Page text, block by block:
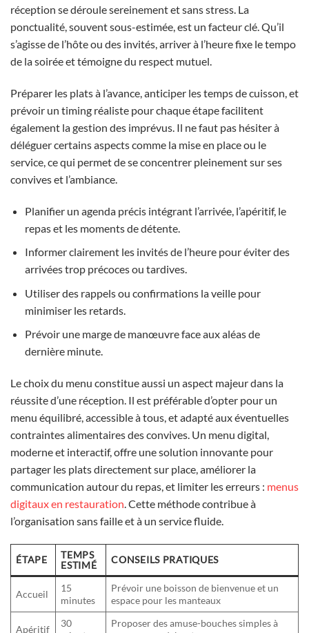
réception se déroule sereinement et sans stress. La
ponctualité, souvent sous-estimée, est un facteur clé. Qu’il
s’agisse de l’hôte ou des invités, arriver à l’heure fixe le tempo
de la soirée et témoigne du respect mutuel.
Préparer les plats à l’avance, anticiper les temps de cuisson, et
prévoir un timing réaliste pour chaque étape facilitent
également la gestion des imprévus. Il ne faut pas hésiter à
déléguer certains aspects comme la mise en place ou le
service, ce qui permet de se concentrer pleinement sur ses
convives et l’ambiance.
Planifier un agenda précis intégrant l’arrivée, l’apéritif, le
repas et les moments de détente.
Informer clairement les invités de l’heure pour éviter des
arrivées trop précoces ou tardives.
Utiliser des rappels ou confirmations la veille pour
minimiser les retards.
Prévoir une marge de manœuvre face aux aléas de
dernière minute.
Le choix du menu constitue aussi un aspect majeur dans la
réussite d’une réception. Il est préférable d’opter pour un
menu équilibré, accessible à tous, et adapté aux éventuelles
contraintes alimentaires des convives. Un menu digital,
moderne et interactif, offre une solution innovante pour
partager les plats directement sur place, améliorer la
communication autour du repas, et limiter les erreurs : menus
digitaux en restauration. Cette méthode contribue à
l’organisation sans faille et à un service fluide.
ÉTAPE
TEMPS
ESTIMÉ
CONSEILS PRATIQUES
Accueil
15
minutes
Prévoir une boisson de bienvenue et un
espace pour les manteaux
Apéritif
30
Proposer des amuse-bouches simples à